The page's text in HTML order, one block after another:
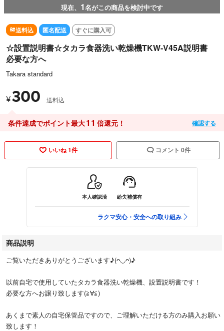
現在、 1名がこの商品を検討中です
送料込 匿名配送 すぐに購入可
☆設置説明書☆タカラ食器洗い乾燥機TKW-V45A説明書
必要な方へ
Takara standard
¥300 送料込
条件達成でポイント最大11 倍還元！ 確認する
いいね 1件 コメント 0件
本人確認済 紛失補償有
ラクマ安心・安全への取り組み
商品説明
ご覧いただきありがとうございます♪(ᴖ◡ᴖ)♪
以前自宅で使用していたタカラ食器洗い乾燥機、設置説明書です！
必要な方へお譲り致します(≧∀≦)
あくまで素人の自宅保管品ですので、ご理解いただける方のみ購入お願い
致します！